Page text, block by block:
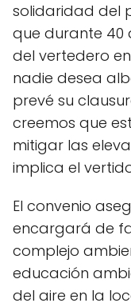
solidaridad del
que durante
del vertedero
nadie desea
prevé su
creemos que
mitigar las
implica el
El convenio
encargará de
complejo
educación
del aire en la